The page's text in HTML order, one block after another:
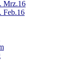
Mrz.16
Feb.16